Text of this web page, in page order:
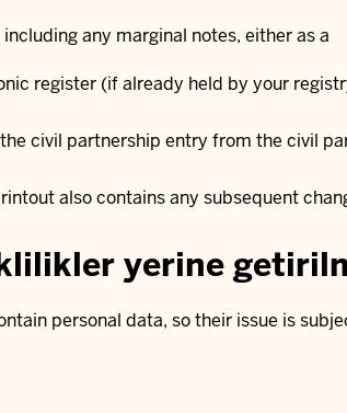
any marginal notes, either as a
register (if already held by your
civil partnership entry from the civil
also contains any subsequent
yerine
personal data, so their issue is